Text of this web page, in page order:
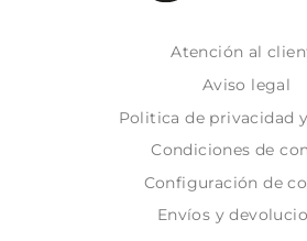
Atención al
Aviso legal
Politica de privacidad
Condiciones de
Configuración de
Envíos y